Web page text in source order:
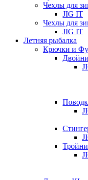
Чехлы для
JIG IT
Чехлы для
JIG IT
Летняя рыбалка
Крючки и